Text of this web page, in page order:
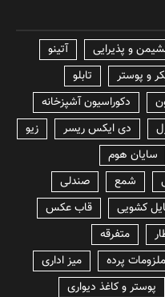
آتینو
و پوستر
تابلو
دکوراسیون آشپزخانه
دی ایکس ریسر
زیو
سایان هوم
شمع
صندلی
کشویی
قاب عکس
متفرقه
ملزومات پرده
میز اداری
پوستر و کاغذ دیواری